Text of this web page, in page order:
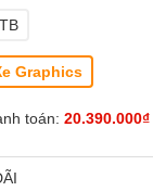
Graphics
toán: 20.390.000₫